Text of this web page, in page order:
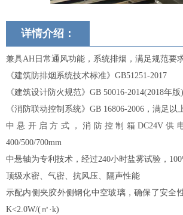
详情介绍：
兼具AH日常通风功能，系统排烟，满足规范要
《建筑防排烟系统技术标准》GB51251-2017
《建筑设计防火规范》GB 50016-2014(2018年版)
《消防联动控制系统》GB 16806-2006，满足以
中悬开启方式，消防控制箱DC24V供
400/500/700mm
中悬轴为专利技术，经过240小时盐雾试验，
顶级水密、气密、抗风压、隔声性能
示配内侧夹胶外侧钢化中空玻璃，确保了安全
K<2.0W/(㎡·k)